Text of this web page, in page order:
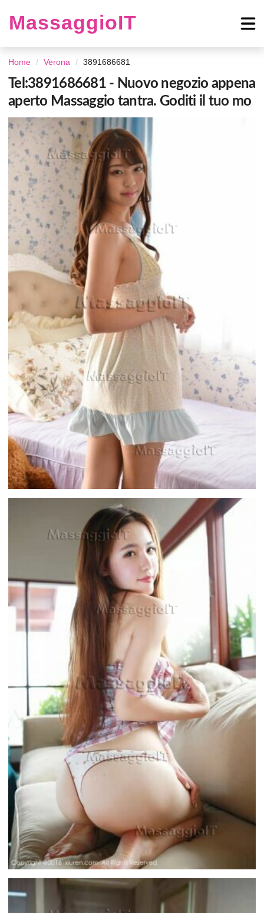
MassaggioIT
Home Verona 3891686681
Tel:3891686681 - Nuovo negozio appena
aperto Massaggio tantra. Goditi il tuo mo